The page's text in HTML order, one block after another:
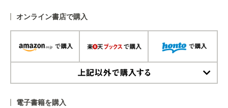
オンライン書店で購入
電子書籍を購入